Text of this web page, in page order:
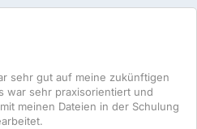
sehr gut auf meine zukünftigen
war sehr praxisorientiert und
meinen Dateien in der Schulung